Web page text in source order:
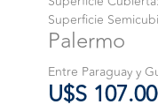
Superficie
Palermo
Entre Paraguay y
U$S